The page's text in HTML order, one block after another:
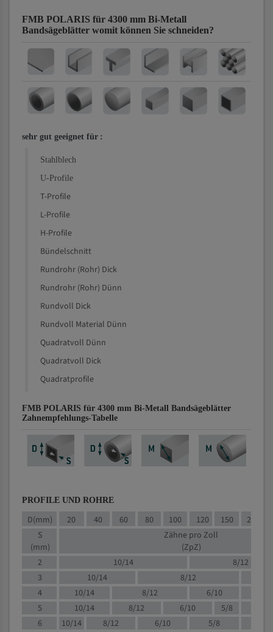
FMB POLARIS für 4300 mm Bi-Metall
Bandsägeblätter womit können Sie schneiden?
sehr gut geeignet für :
Stahlblech
U-Profile
T-Profile
L-Profile
H-Profile
Bündelschnitt
Rundrohr (Rohr) Dick
Rundrohr (Rohr) Dünn
Rundvoll Dick
Rundvoll Material Dünn
Quadratvoll Dünn
Quadratvoll Dick
Quadratprofile
FMB POLARIS für 4300 mm Bi-Metall Bandsägeblätter
Zahnempfehlungs-Tabelle
PROFILE UND ROHRE
D(mm) 20 40 60 80 100 120 150 200
S
(mm)
Zähne pro Zoll
(ZpZ)
2
10/14
8/12
3
10/14 8/12
4
10/14 8/12 6/10
5
10/14 8/12 6/10
5/8
6
10/14 8/12 6/10
5/8